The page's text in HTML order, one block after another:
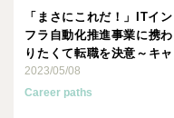
「まさにこれだ！」ITイン
フラ自動化推進事業に携わ
りたくて転職を決意～キャ
リア採用メンバーから見た
A･･･
2023/05/08
Career paths